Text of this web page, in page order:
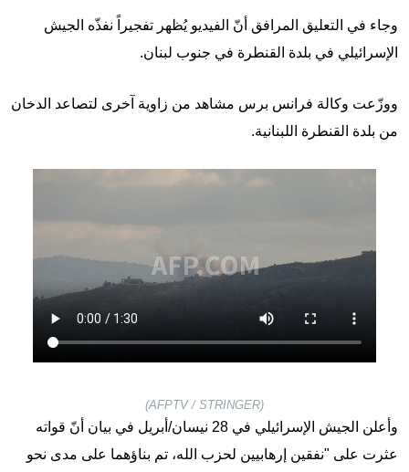
وجاء في التعليق المرافق أنّ الفيديو يُظهر تفجيراً نفذّه الجيش
الإسرائيلي في بلدة القنطرة في جنوب لبنان.
ووزّعت وكالة فرانس برس مشاهد من زاوية آخرى لتصاعد الدخان
من بلدة القنطرة اللبنانية.
(AFPTV / STRINGER)
وأعلن الجيش الإسرائيلي في 28 نيسان/أبريل في بيان أنّ قواته
عثرت على "نفقين إرهابيين لحزب الله، تم بناؤهما على مدى نحو